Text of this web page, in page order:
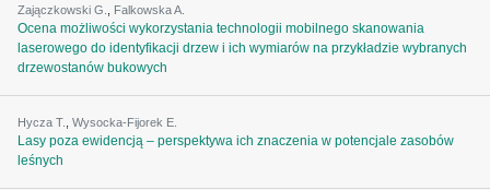
Zajączkowski G. Falkowska A.
Ocena możliwości wykorzystania technologii mobilnego skanowania
laserowego do identyfikacji drzew i ich wymiarów na przykładzie wybranych
drzewostanów bukowych
Hycza T. Wysocka-Fijorek E.
Lasy poza ewidencją – perspektywa ich znaczenia w potencjale zasobów
leśnych